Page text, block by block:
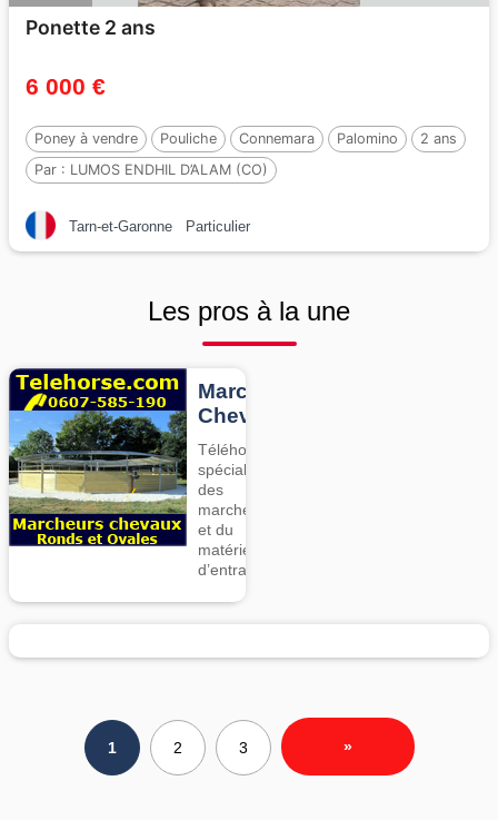
Ponette 2 ans
6 000 €
Poney à vendre Pouliche Connemara Palomino
2 ans
Par : LUMOS ENDHIL D’ALAM (CO)
Tarn-et-Garonne Particulier
Les pros à la une
Marcheurs
Chevaux
Téléhorse,
spécialiste
des
marcheurs
et du
matériel
d’entrainement
1 2 3 »